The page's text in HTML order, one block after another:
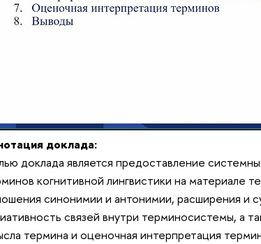
доклада:
доклада является предоставление
когнитивной лингвистики на материале
синонимии и антонимии, расширения и
связей внутри терминосистемы, а
термина и оценочная интерпретация